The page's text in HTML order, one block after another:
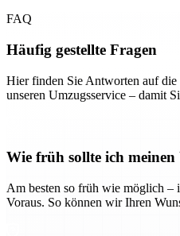
FAQ
Häufig gestellte Fragen
Hier finden Sie Antworten auf die
unseren Umzugsservice – damit
Wie früh sollte ich meinen
Am besten so früh wie möglich –
Voraus. So können wir Ihren